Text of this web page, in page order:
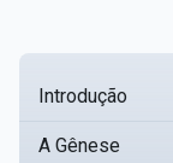
Introdução
A Gênese